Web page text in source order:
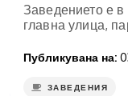
Заведението е
главна улица,
Публикувана на:
ЗАВЕДЕНИЯ